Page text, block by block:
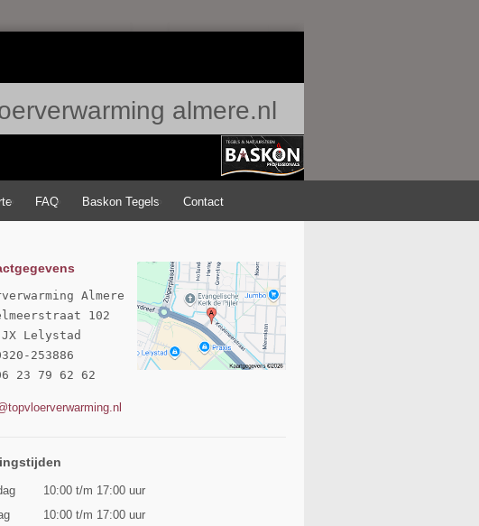
almere.nl
FAQ Baskon Tegels Contact
Almere
102
JX Lelystad
253886
23 79 62 62
10:00 t/m 17:00 uur
10:00 t/m 17:00 uur